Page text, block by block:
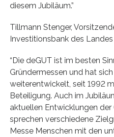
diesem Jubiläum.”
Tillmann Stenger,
Investitionsbank des
“Die deGUT ist im besten
Gründermessen und hat
weiterentwickelt, seit 1992
Beteiligung. Auch im
aktuellen Entwicklungen
sprechen verschiedene
Messe Menschen mit den